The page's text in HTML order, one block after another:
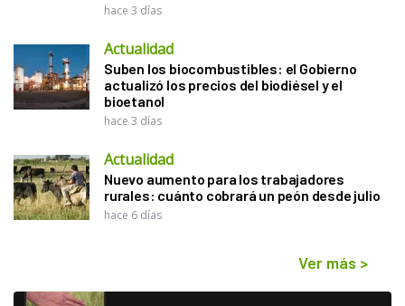
hace 3 días
Actualidad
Suben los biocombustibles: el Gobierno
actualizó los precios del biodiésel y el
bioetanol
hace 3 días
Actualidad
Nuevo aumento para los trabajadores
rurales: cuánto cobrará un peón desde julio
hace 6 días
Ver más >